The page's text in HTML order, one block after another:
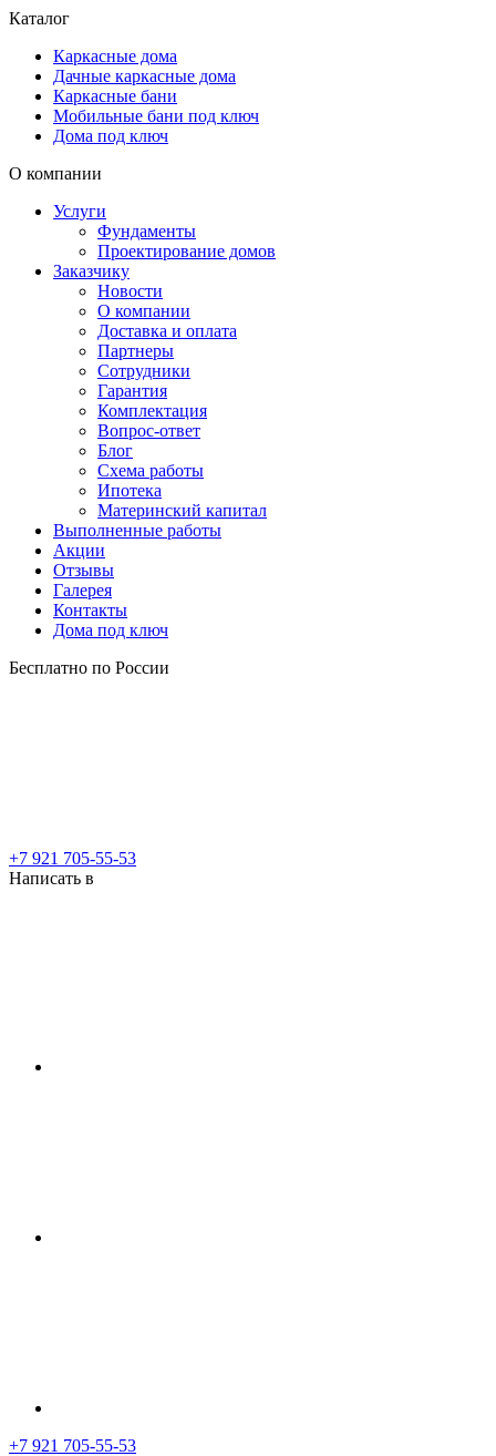
Каталог
Каркасные дома
Дачные каркасные дома
Каркасные бани
Мобильные бани под ключ
Дома под ключ
О компании
Услуги
Фундаменты
Проектирование домов
Заказчику
Новости
О компании
Доставка и оплата
Партнеры
Сотрудники
Гарантия
Комплектация
Вопрос-ответ
Блог
Схема работы
Ипотека
Материнский капитал
Выполненные работы
Акции
Отзывы
Галерея
Контакты
Дома под ключ
Бесплатно по России
+7 921 705-55-53
Написать в
+7 921 705-55-53